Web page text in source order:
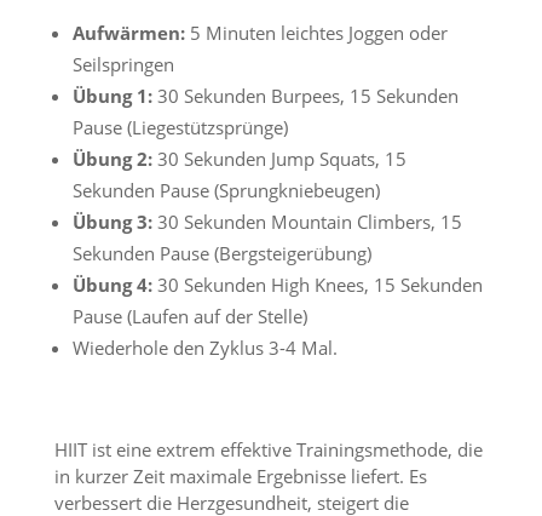
Aufwärmen:5 Minuten leichtes Joggen oder
Seilspringen
Übung 1:30 Sekunden Burpees, 15 Sekunden
Pause (Liegestützsprünge)
Übung 2:30 Sekunden Jump Squats, 15
Sekunden Pause (Sprungkniebeugen)
Übung 3:30 Sekunden Mountain Climbers, 15
Sekunden Pause (Bergsteigerübung)
Übung 4:30 Sekunden High Knees, 15 Sekunden
Pause (Laufen auf der Stelle)
Wiederhole den Zyklus 3-4 Mal.
HIIT ist eine extrem effektive Trainingsmethode, die
in kurzer Zeit maximale Ergebnisse liefert. Es
verbessert die Herzgesundheit, steigert die